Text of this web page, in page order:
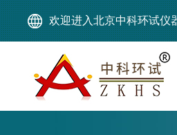
欢迎进入北京中科环试仪